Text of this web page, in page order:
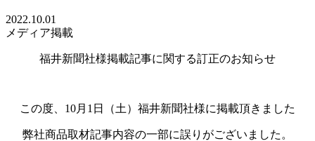
2022.10.01
メディア掲載
福井新聞社様掲載記事に関する訂正のお知らせ
この度、 10月 1 日（土）福井新聞社様に掲載頂きました
弊社商品取材記事内容の一部に誤りがございました。